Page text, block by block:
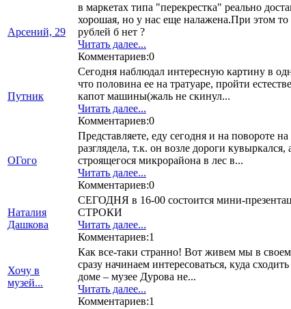
Арсений, 29
в маркетах типа "перекрестка" реально
хорошая, но у нас еще налажена.При этом то
рублей б нет ?
Читать далее...
Комментариев:0
Путник
Сегодня наблюдал интересную картину в
что половина ее на тратуаре, пройти
капот машины(жаль не скинул...
Читать далее...
Комментариев:0
ОГого
Представляете, еду сегодня и на повороте
разглядела, т.к. он возле дороги
строящегося микрорайона в лес в...
Читать далее...
Комментариев:0
Наталия
Дашкова
СЕГОДНЯ в 16-00 состоится мини-
СТРОКИ
Читать далее...
Комментариев:1
Хочу в
музей...
Как все-таки странно! Вот живем мы в своем
сразу начинаем интересоваться, куда
доме – музее Дурова не...
Читать далее...
Комментариев:1